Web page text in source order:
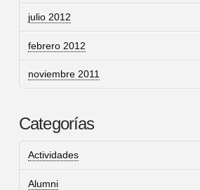
julio 2012
febrero 2012
noviembre 2011
Categorías
Actividades
Alumni